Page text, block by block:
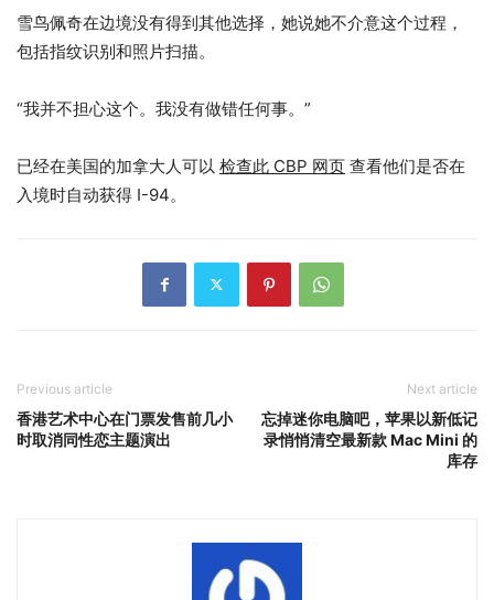
雪鸟佩奇在边境没有得到其他选择，她说她不介意这个过程，
包括指纹识别和照片扫描。
“我并不担心这个。我没有做错任何事。”
已经在美国的加拿大人可以 检查此 CBP 网页 查看他们是否在
入境时自动获得 I-94。
Previous article
香港艺术中心在门票发售前几小
时取消同性恋主题演出
Next article
忘掉迷你电脑吧，苹果以新低记
录悄悄清空最新款 Mac Mini 的
库存